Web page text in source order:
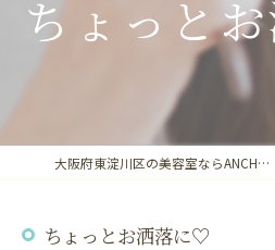
ちょっと
大阪府東淀川区の美容室ならANCHOR laule'a
ちょっとお洒落に♡